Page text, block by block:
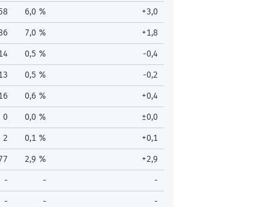
6,0 % +3,0
7,0 % +1,8
0,5 % -0,4
0,5 % -0,2
0,6 % +0,4
0 0,0 % ±0,0
2 0,1 % +0,1
2,9 % +2,9
- - -
- - -